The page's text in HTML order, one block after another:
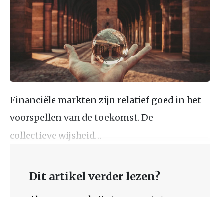
Financiële markten zijn relatief goed in het
voorspellen van de toekomst. De
collectieve wijsheid…
Dit artikel verder lezen?